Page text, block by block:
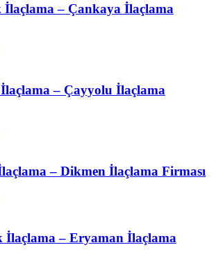
İlaçlama – Çankaya İlaçlama
– Çayyolu İlaçlama
– Dikmen İlaçlama Firması
İlaçlama – Eryaman İlaçlama